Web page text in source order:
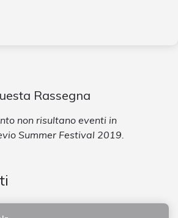
Rassegna
non risultano eventi in
Summer Festival 2019.